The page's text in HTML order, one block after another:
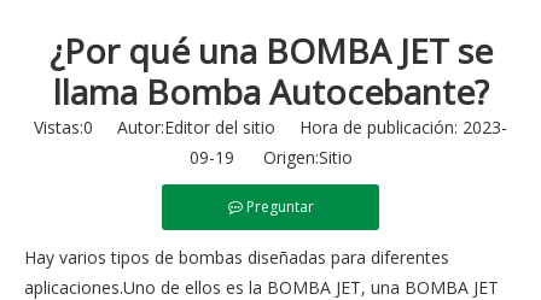
¿Por qué una BOMBA JET se
llama Bomba Autocebante?
Vistas:0 Autor:Editor del sitio Hora de publicación: 2023-
09-19 Origen:Sitio
Preguntar
Hay varios tipos de bombas diseñadas para diferentes
aplicaciones.Uno de ellos es la BOMBA JET, una BOMBA JET